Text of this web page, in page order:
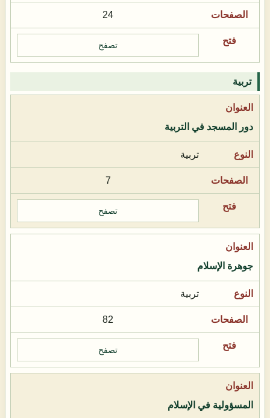
24
تصفح
تربية
دور المسجد في التربية
تربية
7
تصفح
جوهرة الإسلام
تربية
82
تصفح
المسؤولية في الإسلام